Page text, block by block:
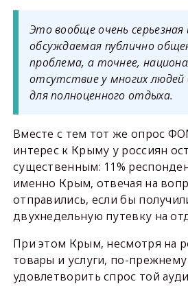
Это вообще очень
обсуждаемая публично
проблема, а точнее,
отсутствие у многих
для полноценного отдыха.
Вместе с тем тот же опрос
интерес к Крыму у россиян
существенным: 11%
именно Крым, отвечая на
отправились, если бы
двухнедельную путевку на
При этом Крым, несмотря на
товары и услуги, по-
удовлетворить спрос той